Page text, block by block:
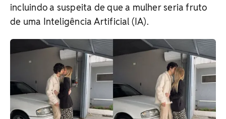
incluindo a suspeita de que a mulher seria fruto
de uma Inteligência Artificial (IA).